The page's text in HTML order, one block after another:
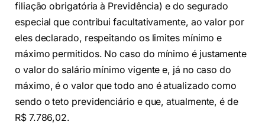
filiação obrigatória à Previdência) e do segurado
especial que contribui facultativamente, ao valor por
eles declarado, respeitando os limites mínimo e
máximo permitidos. No caso do mínimo é justamente
o valor do salário mínimo vigente e, já no caso do
máximo, é o valor que todo ano é atualizado como
sendo o teto previdenciário e que, atualmente, é de
R$ 7.786,02.